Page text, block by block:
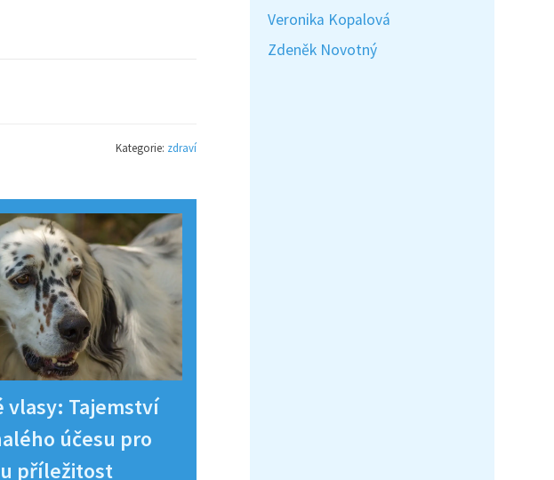
Kategorie: zdraví
vlasy: Tajemství
účesu pro
příležitost
Veronika Kopalová
Zdeněk Novotný